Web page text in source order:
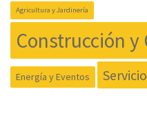
Agricultura y Jardinería
Construcción y
Energía y Eventos